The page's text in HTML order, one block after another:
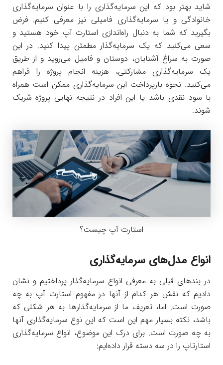
شاید بهتر بود که این سرمایه‌گذاری را با عنوان سرمایه‌گذاری
خانوادگی و یا سرمایه‌گذاری فامیلی نیز معرفی کنیم. فرض
بگیرید که شما به دنبال راه‌اندازی استارت آپ خود هستید و
سعی می‌کنید که یک سرمایه‌گذار مطمئن پیدا کنید. در این
صورت به سراغ آشنایان، دوستان و فامیل می‌روید و از طریق
یک سرمایه‌گذاری مشارکتی، هزینه انجام پروژه را فراهم
می‌کنید. نحوه بازپرداخت این سرمایه‌گذاری ممکن است همراه
با سود نقدی باشد یا این افراد در نتیجه نهایی پروژه شریک
شوند.
استارت آپ چیست؟
انواع مدل‌های سرمایه‌گذاری
در بندهای قبلی به معرفی انواع سرمایه‌گذار پرداختیم و نشان
دادیم که نقش هر کدام از آنها در مفهوم استارت آپ به چه
صورت است. اما، تعریف ما از سرمایه‌گذارها به هر شکلی که
باشد، نکته بسیار مهم این است که این نوع سرمایه‌گذاری آنها
به چه صورت است. برای درک این موضوع، انواع سرمایه‌گذاری
استارتاپ را در سه دسته قرار داده‌ایم: